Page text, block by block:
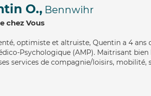
O., Bennwihr
chez Vous
, optimiste et altruiste, Quentin a 4 ans
Psychologique (AMP). Maitrisant
services de compagnie/loisirs, mobilité,